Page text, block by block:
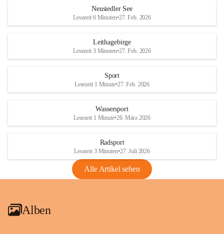
S
und den daraus folgenden wirtschaftlichen
Maßnahmen zur Bekämpfung
Rebe und der Amerikanischen
Anhang VBl. EU Nr. 18
1 Seite•1,4 MB
VBl. EU Nr. 18_2026
r
S
Neusiedler See
Lesezeit 6 Minuten•27. Feb. 2026
Leithagebirge
Lesezeit 3 Minuten•27. Feb. 2026
Sport
Lesezeit 1 Minute•27. Feb. 2026
Wassersport
Lesezeit 1 Minute•26. März 2026
Radsport
Lesezeit 3 Minuten•27. Juli 2026
Alle Artikel sehen
Alben